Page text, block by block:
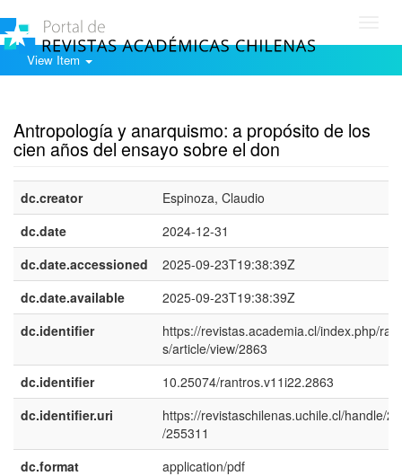
View Item
Antropología y anarquismo: a propósito de los
cien años del ensayo sobre el don
dc.creator
Espinoza, Claudio
dc.date
2024-12-31
dc.date.accessioned
2025-09-23T19:38:39Z
dc.date.available
2025-09-23T19:38:39Z
dc.identifier
https://revistas.academia.cl/index.php/
s/article/view/2863
dc.identifier
10.25074/rantros.v11i22.2863
dc.identifier.uri
https://revistaschilenas.uchile.cl/handle/
/255311
dc.format
application/pdf